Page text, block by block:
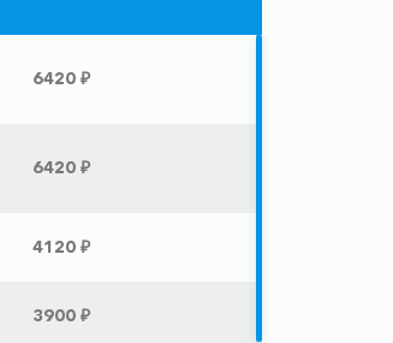
6420 ₽
6420 ₽
4120 ₽
3900 ₽